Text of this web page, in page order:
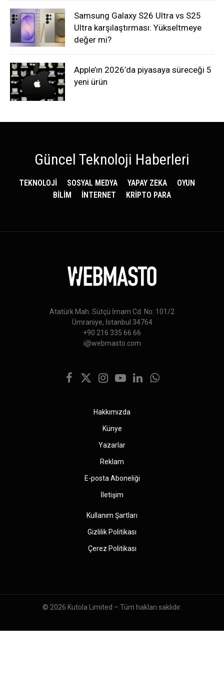
Samsung Galaxy S26 Ultra vs S25
Ultra karşılaştırması: Yükseltmeye
değer mi?
Apple’ın 2026’da piyasaya süreceği 5
yeni ürün
Güncel Teknoloji Haberleri
TEKNOLOJİ SOSYAL MEDYA YAPAY ZEKA
OYUN
BİLİM
İNTERNET KRİPTO PARA
Atatürk Mah. Sütçü İmam Cd. No: 101/2
Ümraniye, İstanbul 34764
+90 216 335 66 66
i@webmasto.com
Facebook
X
Instagram
YouTubeLinkedInWhatsApp
Hakkımızda
Künye
Yazarlar
Reklam
E-posta Aboneliği
İletişim
Kullanım Şartları
Gizlilik Politikası
Çerez Politikası
© 2026 Kutola Limited – Tüm hakları saklıdır.